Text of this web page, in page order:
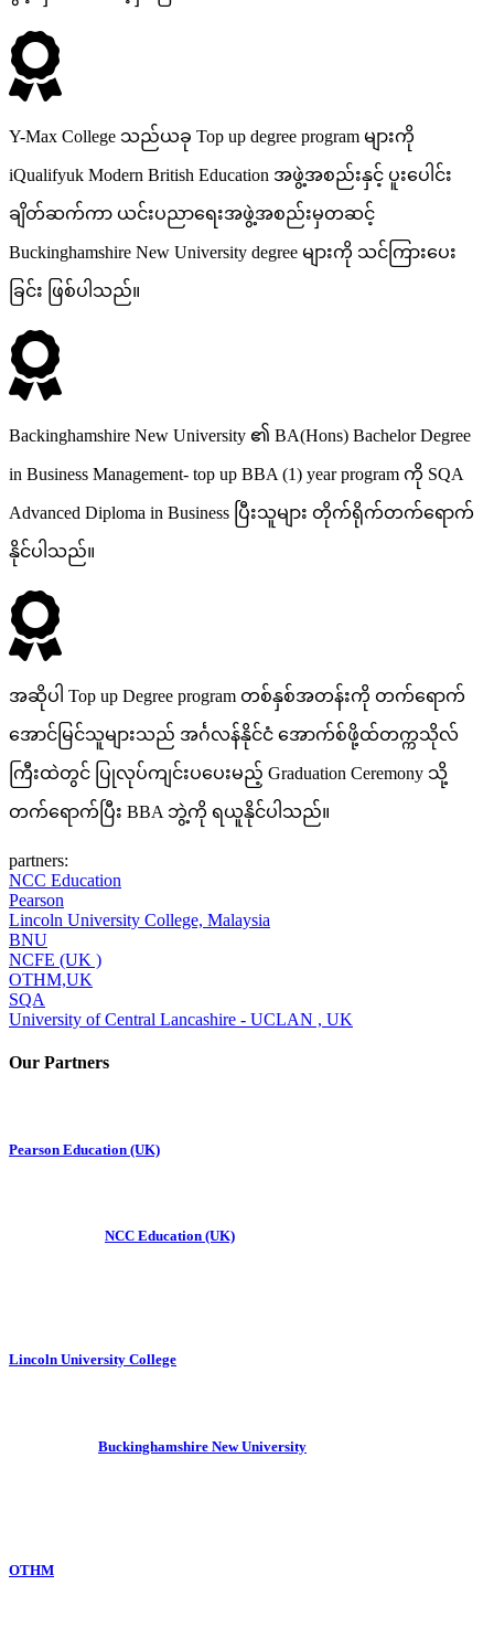
Y-Max College သည်ယခု Top up degree program များကို
iQualifyuk Modern British Education အဖွဲ့အစည်းနှင့် ပူးပေါင်း
ချိတ်ဆက်ကာ ယင်းပညာရေးအဖွဲ့အစည်းမှတဆင့်
Buckinghamshire New University degree များကို သင်ကြားပေး
ခြင်း ဖြစ်ပါသည်။
Backinghamshire New University ၏ BA(Hons) Bachelor Degree
in Business Management- top up BBA (1) year program ကို SQA
Advanced Diploma in Business ပြီးသူများ တိုက်ရိုက်တက်ရောက်
နိုင်ပါသည်။
အဆိုပါ Top up Degree program တစ်နှစ်အတန်းကို တက်ရောက်
အောင်မြင်သူများသည် အင်္ဂလန်နိုင်ငံ အောက်စ်ဖို့ထ်တက္ကသိုလ်
ကြီးထဲတွင် ပြုလုပ်ကျင်းပပေးမည့် Graduation Ceremony သို့
တက်ရောက်ပြီး BBA ဘွဲ့ကို ရယူနိုင်ပါသည်။
partners:
NCC Education
Pearson
Lincoln University College, Malaysia
BNU
NCFE (UK )
OTHM,UK
SQA
University of Central Lancashire - UCLAN , UK
Our Partners
Pearson Education (UK)
NCC Education (UK)
Lincoln University College
Buckinghamshire New University
OTHM